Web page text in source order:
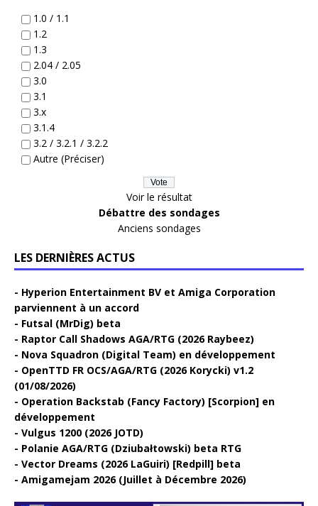
1.0 / 1.1
1.2
1.3
2.04 / 2.05
3.0
3.1
3.x
3.1.4
3.2 / 3.2.1 / 3.2.2
Autre (Préciser)
Voir le résultat
Débattre des sondages
Anciens sondages
LES DERNIÈRES ACTUS
Hyperion Entertainment BV et Amiga Corporation
parviennent à un accord
Futsal (MrDig) beta
Raptor Call Shadows AGA/RTG (2026 Raybeez)
Nova Squadron (Digital Team) en développement
OpenTTD FR OCS/AGA/RTG (2026 Korycki) v1.2
(01/08/2026)
Operation Backstab (Fancy Factory) [Scorpion] en
développement
Vulgus 1200 (2026 JOTD)
Polanie AGA/RTG (Dziubałtowski) beta RTG
Vector Dreams (2026 LaGuiri) [Redpill] beta
Amigamejam 2026 (Juillet à Décembre 2026)